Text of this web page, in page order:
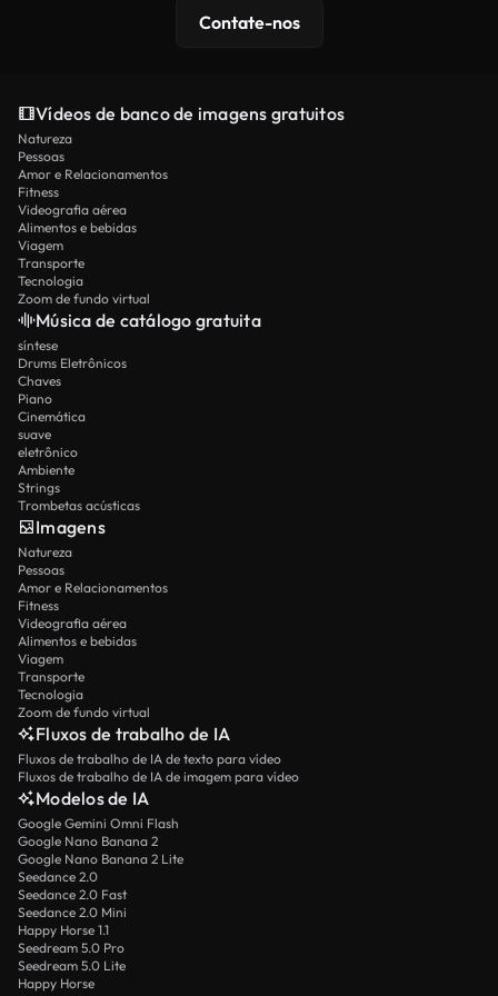
Contate-nos
Vídeos de banco de imagens gratuitos
Natureza
Pessoas
Amor e Relacionamentos
Fitness
Videografia aérea
Alimentos e bebidas
Viagem
Transporte
Tecnologia
Zoom de fundo virtual
Música de catálogo gratuita
síntese
Drums Eletrônicos
Chaves
Piano
Cinemática
suave
eletrônico
Ambiente
Strings
Trombetas acústicas
Imagens
Natureza
Pessoas
Amor e Relacionamentos
Fitness
Videografia aérea
Alimentos e bebidas
Viagem
Transporte
Tecnologia
Zoom de fundo virtual
Fluxos de trabalho de IA
Fluxos de trabalho de IA de texto para vídeo
Fluxos de trabalho de IA de imagem para vídeo
Modelos de IA
Google Gemini Omni Flash
Google Nano Banana 2
Google Nano Banana 2 Lite
Seedance 2.0
Seedance 2.0 Fast
Seedance 2.0 Mini
Happy Horse 1.1
Seedream 5.0 Pro
Seedream 5.0 Lite
Happy Horse